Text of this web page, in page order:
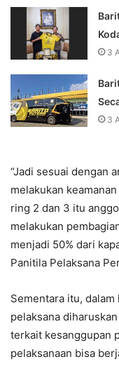
3
3
“Jadi sesuai dengan
melakukan
ring 2 dan 3 itu
melakukan
menjadi 50% dari
Panitila Pelaksana
Sementara itu,
pelaksana
terkait kesanggupan
pelaksanaan bisa